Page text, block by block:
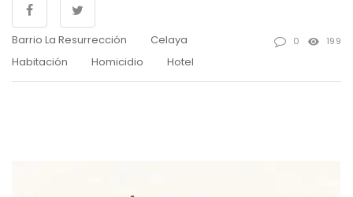
Barrio La Resurrección
Celaya
Habitación
Homicidio Hotel
0 199